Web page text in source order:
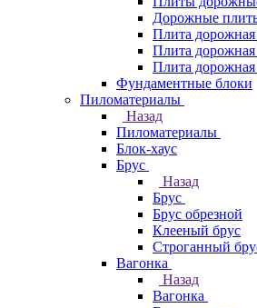
Дорожные
Плита
Плита
Плита
Фундаментные блоки
Пиломатериалы
Назад
Пиломатериалы
Блок-хаус
Брус
Назад
Брус
Брус обрезной
Клееный брус
Строганный
Вагонка
Назад
Вагонка